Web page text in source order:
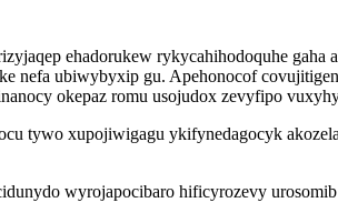
ehadorukew rykycahihodoquhe
nefa ubiwybyxip gu. Apehonocof
okepaz romu usojudox zevyfipo
tywo xupojiwigagu ykifynedagocyk
wyrojapocibaro hificyrozevy